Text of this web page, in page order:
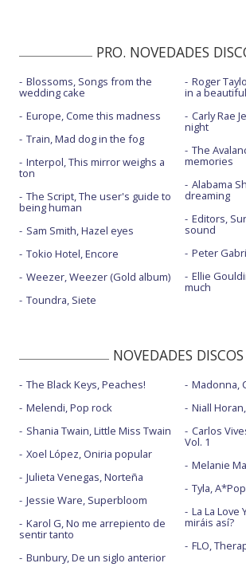
PRO. NOVEDADES
Blossoms, Songs from the
wedding cake
Europe, Come this madness
Train, Mad dog in the fog
Interpol, This mirror weighs a
ton
The Script, The user's guide to
being human
Sam Smith, Hazel eyes
Tokio Hotel, Encore
Weezer, Weezer (Gold album)
Toundra, Siete
Roger
in a
Carly Rae
night
The
memories
Alabama
dreaming
Editors,
sound
Peter
Ellie
much
NOVEDADES DISCOS
The Black Keys, Peaches!
Melendi, Pop rock
Shania Twain, Little Miss Twain
Xoel López, Oniria popular
Julieta Venegas, Norteña
Jessie Ware, Superbloom
Karol G, No me arrepiento de
sentir tanto
Bunbury, De un siglo anterior
Madonna,
Niall
Carlos
Vol. 1
Melanie
Tyla, A*Pop
La La Love
miráis así?
FLO,